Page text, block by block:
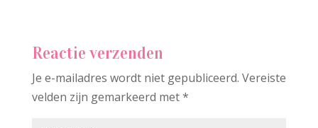
Reactie verzenden
Je e-mailadres wordt niet gepubliceerd. Vereiste
velden zijn gemarkeerd met*